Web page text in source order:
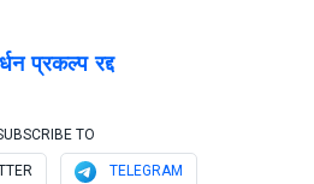
प्रकल्प रद्द
TO
TELEGRAM